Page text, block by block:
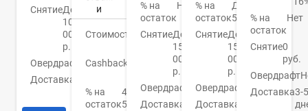
СнятиеДо
100
000
р.
Овердрафт
Нет
Доставка
курьер
и
Стоимость
Cashback
% на
остаток
4-
5%
% на
остаток
Нет
СнятиеДо
150
000
р.
Овердрафт
Нет
Доставка
Банк
% на
остаток
До
5,5%
СнятиеДо
150
000
р.
Овердрафт
Нет
Доставка
% на
остаток
Нет
Снятие0
руб.
Овердрафт
Доставка3-5